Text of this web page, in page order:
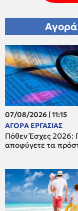
07/08/2026 | 11:15
ΑΓΟΡΑ ΕΡΓΑΣΙΑΣ
Πόθεν Έσχες 2026:
αποφύγετε τα